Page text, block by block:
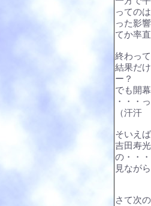
っての
った影
てか率
終わっ
結果だ
ー？
でも開
・・・
（汗汗
そいえ
吉田寿
の・・・
見なが
さて次